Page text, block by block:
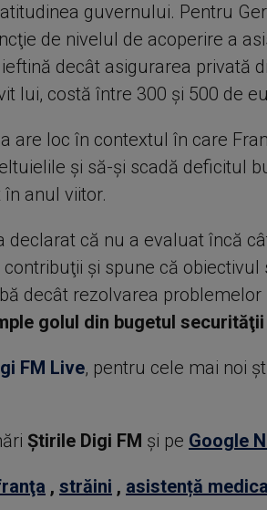
guvernului. Pentru
de nivelul de acoperire a
decât asigurarea privată
lui, costă între 300 şi 500 de
are loc în contextul în care
şi să-şi scadă deficitul
anul viitor.
declarat că nu a evaluat încă
contribuţii şi spune că
decât rezolvarea
golul din bugetul
FM Live, pentru cele mai noi
Știrile Digi FM şi pe Google
, străini , asistență